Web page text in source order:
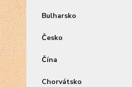
Bulharsko
Česko
Čína
Chorvátsko